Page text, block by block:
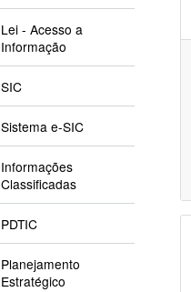
Lei - Acesso a
Informação
SIC
Sistema e-SIC
Informações
Classificadas
PDTIC
Planejamento
Estratégico